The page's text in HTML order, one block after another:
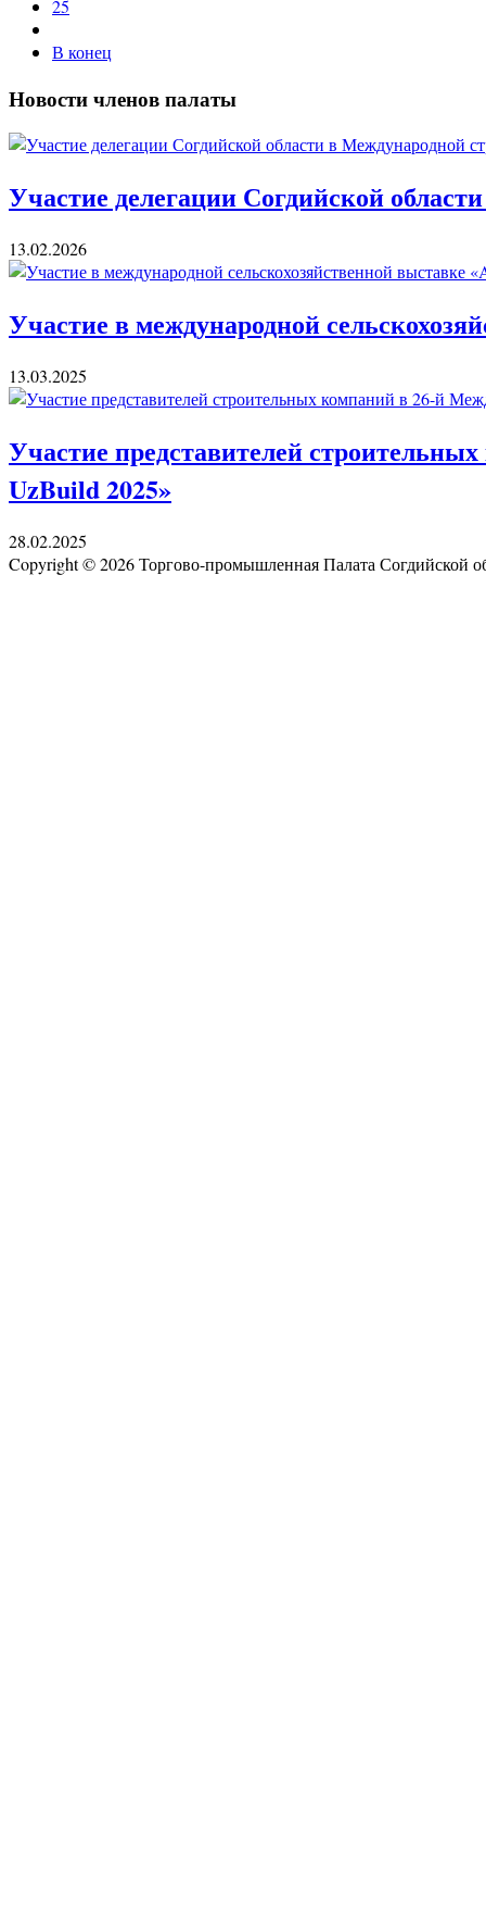
25
В конец
Новости членов палаты
Участие делегации Согдийской
13.02.2026
Участие в международной
13.03.2025
Участие представителей
UzBuild 2025»
28.02.2025
Copyright © 2026 Торгово-промышленная Палата Согдийской